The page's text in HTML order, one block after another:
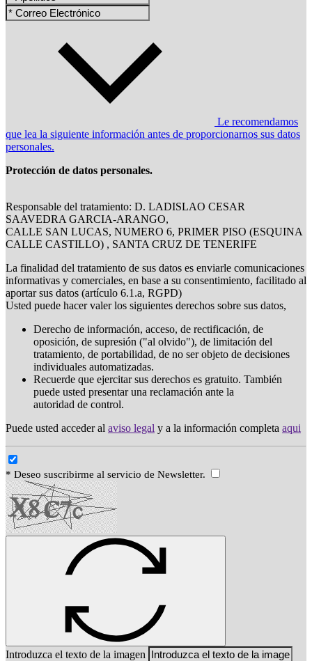
Le recomendamos
que lea la siguiente información antes de proporcionarnos sus datos
personales.
Protección de datos personales.
Responsable del tratamiento: D. LADISLAO CESAR
SAAVEDRA GARCIA-ARANGO,
CALLE SAN LUCAS, NUMERO 6, PRIMER PISO (ESQUINA
CALLE CASTILLO) , SANTA CRUZ DE TENERIFE
La finalidad del tratamiento de sus datos es enviarle comunicaciones
informativas y comerciales, en base a su consentimiento, facilitado al
aportar sus datos (artículo 6.1.a, RGPD)
Usted puede hacer valer los siguientes derechos sobre sus datos,
Derecho de información, acceso, de rectificación, de
oposición, de supresión ("al olvido"), de limitación del
tratamiento, de portabilidad, de no ser objeto de decisiones
individuales automatizadas.
Recuerde que ejercitar sus derechos es gratuito. También
puede usted presentar una reclamación ante la
autoridad de control.
Puede usted acceder al aviso legal y a la información completa aqui
* Deseo suscribirme al servicio de Newsletter.
Introduzca el texto de la imagen